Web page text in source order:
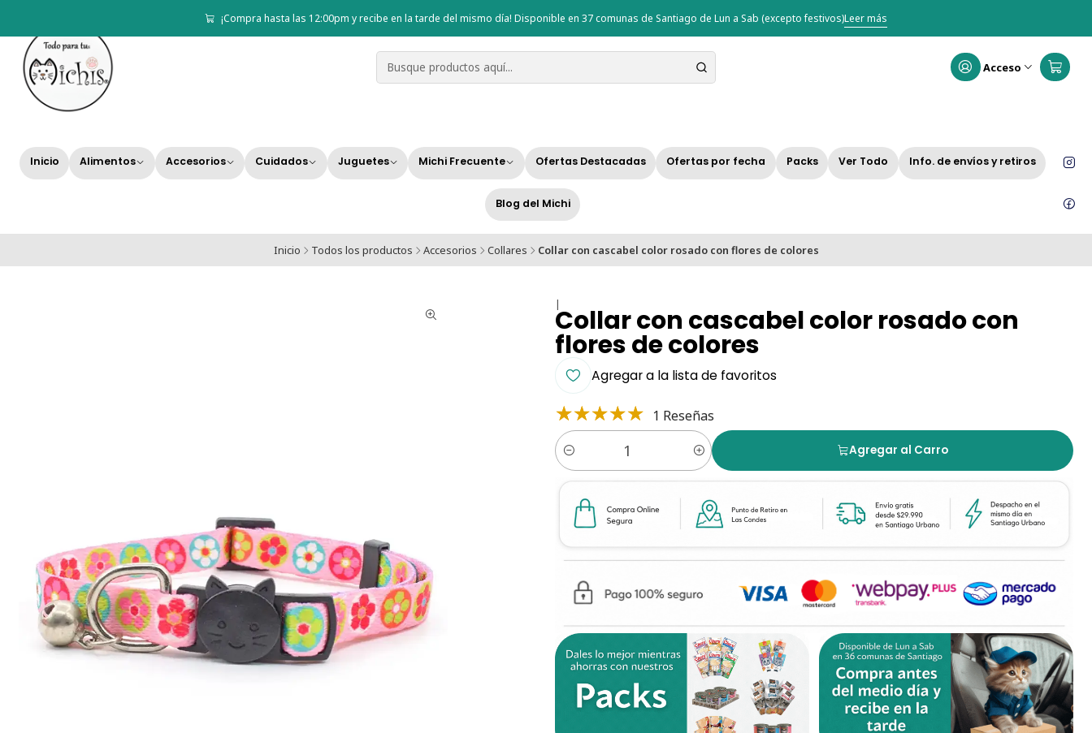
Acceso
Inicio Alimentos Accesorios Cuidados Juguetes Michi Frecuente Ofertas Destacadas Ofertas por fecha Packs Ver Todo Info. de envíos y retiros
Blog del Michi
¡Compra hasta las 12:00pm y recibe en la tarde del mismo día! Disponible en 37 comunas de Santiago de Lun a Sab (excepto festivos)Leer más
Inicio Todos los productos Accesorios Collares Collar con cascabel color rosado con flores de colores
|Collar con cascabel color rosado con
flores de colores
Agregar a la lista de favoritos
1 Reseñas
Cantidad
Agregar al Carro